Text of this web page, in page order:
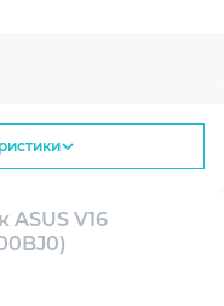
детализацию.
ASUS V16